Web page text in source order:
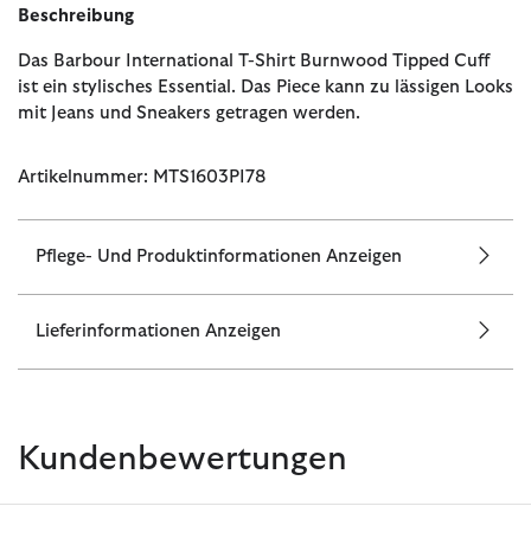
Beschreibung
Das Barbour International T-Shirt Burnwood Tipped Cuff
ist ein stylisches Essential. Das Piece kann zu lässigen Looks
mit Jeans und Sneakers getragen werden.
Artikelnummer: MTS1603PI78
Pflege- Und Produktinformationen Anzeigen
Lieferinformationen Anzeigen
Kundenbewertungen